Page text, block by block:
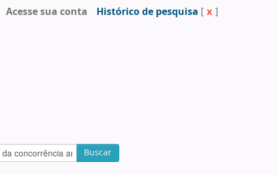
Acesse sua conta Histórico de pesquisa [ x ]
Buscar